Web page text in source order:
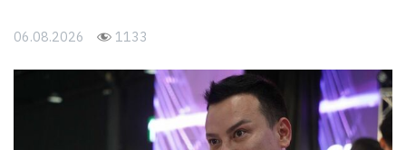
06.08.2026 1133